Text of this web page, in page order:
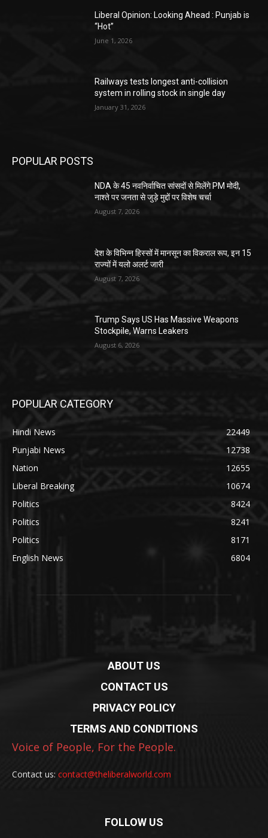
Liberal Opinion: Looking Ahead : Punjab is
“Hot”
June 1, 2026
Railways tests longest anti-collision
system in rolling stock in single day
January 31, 2026
POPULAR POSTS
NDA के 45 नवनिर्वाचित सांसदों से मिलेंगे PM मोदी,
नाश्ते पर जनता से जुड़े मुद्दों पर विशेष चर्चा
August 7, 2026
देश के विभिन्न हिस्सों में मानसून का विकराल रूप, इन 15
राज्यों में यलो अलर्ट जारी
August 7, 2026
Trump Says US Has Massive Weapons
Stockpile, Warns Leakers
August 6, 2026
POPULAR CATEGORY
Hindi News
22449
Punjabi News
12738
Nation
12655
Liberal Breaking
10674
Politics
8424
Politics
8241
Politics
8171
English News
6804
ABOUT US
CONTACT US
PRIVACY POLICY
TERMS AND CONDITIONS
Voice of People, For the People.
Contact us: contact@theliberalworld.com
FOLLOW US